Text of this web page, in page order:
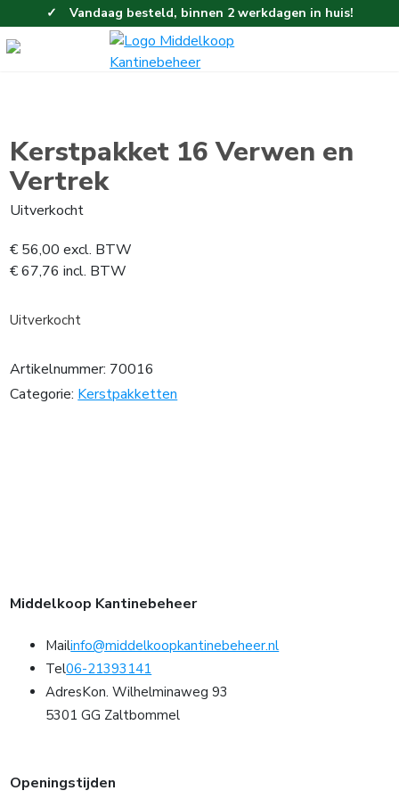
Vandaag besteld, binnen 2 werkdagen in huis!
Eenvoudig en gemakkelijk bestellen!
Gratis thuisbezorgd vanaf 100,-!
Kerstpakket 16 Verwen en
Vertrek
Uitverkocht
€ 56,00 excl. BTW
€67,76 incl. BTW
Uitverkocht
Artikelnummer: 70016
Categorie: Kerstpakketten
Middelkoop Kantinebeheer
Mailinfo@middelkoopkantinebeheer.nl
Tel06-21393141
AdresKon. Wilhelminaweg 93
5301 GG Zaltbommel
Openingstijden